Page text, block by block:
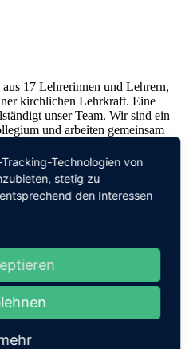
17 Lehrerinnen und Lehrern,
kirchlichen Lehrkraft. Eine
unser Team. Wir sind ein
und arbeiten gemeinsam
Schüler.
Technologien von
stetig zu
den Interessen